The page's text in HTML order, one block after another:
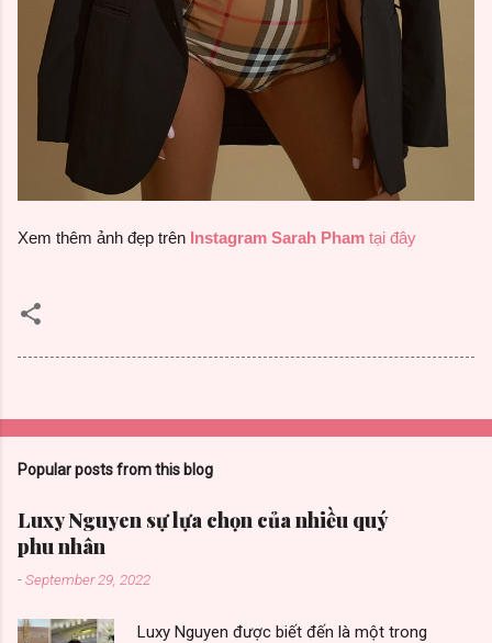
Xem thêm ảnh đẹp trên Instagram Sarah Pham tại đây
Popular posts from this blog
Luxy Nguyen sự lựa chọn của nhiều quý
phu nhân
-September 29, 2022
Luxy Nguyen được biết đến là một trong